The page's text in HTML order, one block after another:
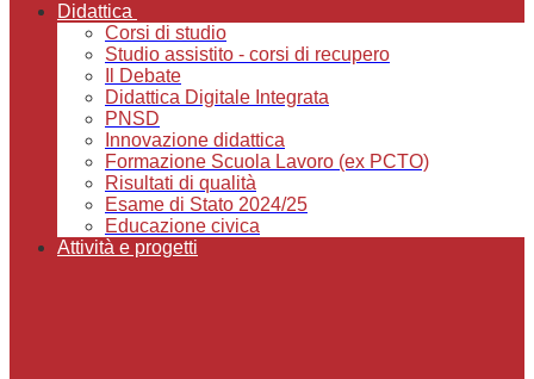
Didattica
Corsi di studio
Studio assistito - corsi di recupero
Il Debate
Didattica Digitale Integrata
PNSD
Innovazione didattica
Formazione Scuola Lavoro (ex PCTO)
Risultati di qualità
Esame di Stato 2024/25
Educazione civica
Attività e progetti